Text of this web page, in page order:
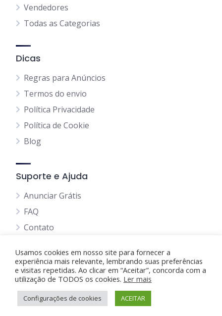
Vendedores
Todas as Categorias
Dicas
Regras para Anúncios
Termos do envio
Política Privacidade
Política de Cookie
Blog
Suporte e Ajuda
Anunciar Grátis
FAQ
Contato
Anunciando Agora
Página Inicial
Minha Conta
Usamos cookies em nosso site para fornecer a
experiência mais relevante, lembrando suas preferências
e visitas repetidas. Ao clicar em “Aceitar”, concorda com a
utilização de TODOS os cookies. Ler mais
Configurações de cookies ACEITAR